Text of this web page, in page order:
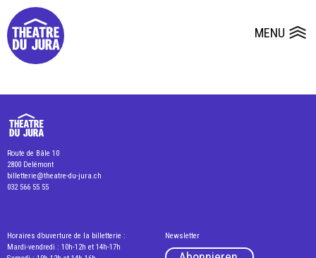
MENU
Presse Dépôts de dossiers
Route de Bâle 10
2800 Delémont
billetterie@theatre-du-jura.ch
032 566 55 55
Horaires d’ouverture de la billetterie :
Mardi-vendredi : 10h-12h et 14h-17h
Newsletter